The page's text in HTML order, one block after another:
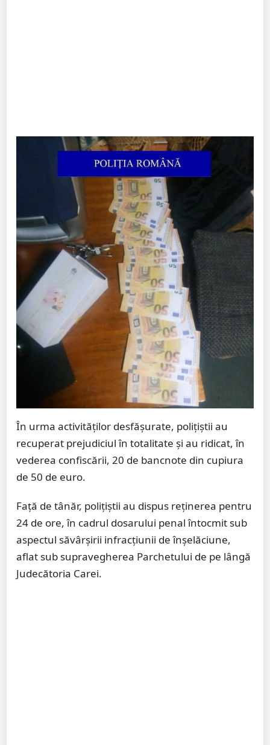
În urma activităților desfășurate, polițiștii au
recuperat prejudiciul în totalitate și au ridicat, în
vederea confiscării, 20 de bancnote din cupiura
de 50 de euro.
Față de tânăr, polițiștii au dispus reținerea pentru
24 de ore, în cadrul dosarului penal întocmit sub
aspectul săvârșirii infracțiunii de înșelăciune,
aflat sub supravegherea Parchetului de pe lângă
Judecătoria Carei.